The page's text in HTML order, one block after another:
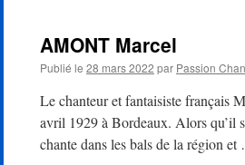
AMONT Marcel
Publié le 28 mars 2022 par Passion
Le chanteur et fantaisiste français
avril 1929 à Bordeaux. Alors qu’il
chante dans les bals de la région